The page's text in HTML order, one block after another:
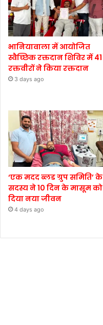
भानियावाला में आयोजित
स्वैच्छिक रक्तदान शिविर में 41
रक्तवीरों ने किया रक्तदान
3 days ago
‘एक मदद ब्लड ग्रुप समिति’ के
सदस्य ने 10 दिन के मासूम को
दिया नया जीवन
4 days ago